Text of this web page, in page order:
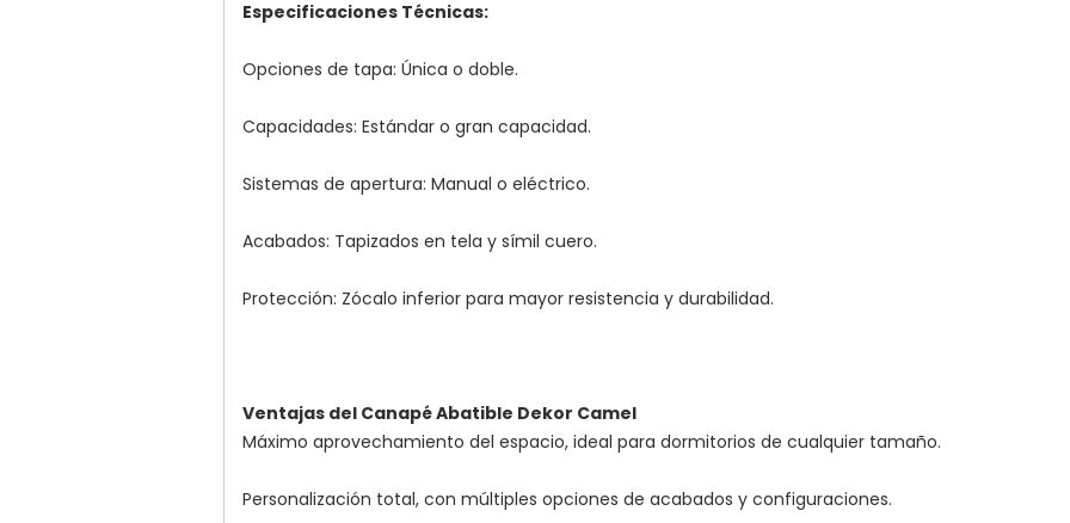
Especificaciones Técnicas:
Opciones de tapa: Única o doble.
Capacidades: Estándar o gran capacidad.
Sistemas de apertura: Manual o eléctrico.
Acabados: Tapizados en tela y símil cuero.
Protección: Zócalo inferior para mayor resistencia y durabilidad.
Ventajas del Canapé Abatible Dekor Camel
Máximo aprovechamiento del espacio, ideal para dormitorios de cualquier tamaño.
Personalización total, con múltiples opciones de acabados y configuraciones.